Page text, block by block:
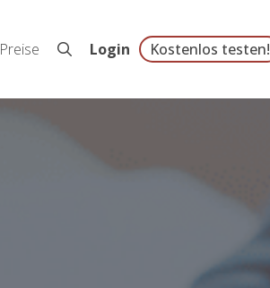
Preise Login Kostenlos testen!